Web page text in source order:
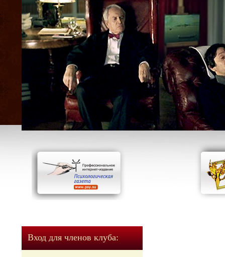
Вход для членов клуба: